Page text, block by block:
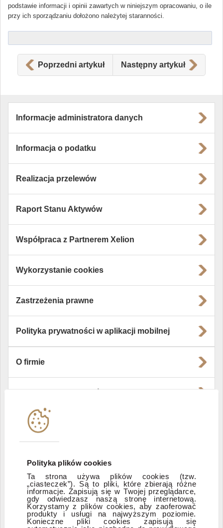
Polityka plików cookies
Ta strona używa plików cookies (tzw.
„ciasteczek”). Są to pliki, które zbierają różne
informacje. Zapisują się w Twojej przeglądarce,
gdy odwiedzasz naszą stronę internetową.
Korzystamy z plików cookies, aby zaoferować
produkty i usługi na najwyższym poziomie.
Konieczne pliki cookies zapisują się
podstawie informacji i opinii zawartych w niniejszym opracowaniu, o ile
przy ich sporządzaniu dołożono należytej staranności.
Poprzedni artykuł Następny artykuł
Informacje administratora danych
Informacja o podatku
Realizacja przelewów
Raport Stanu Aktywów
Współpraca z Partnerem Xelion
Wykorzystanie cookies
Zastrzeżenia prawne
Polityka prywatności w aplikacji mobilnej
O firmie
Instytucje współpracujące
Zastrzeżenia prawne
ESG